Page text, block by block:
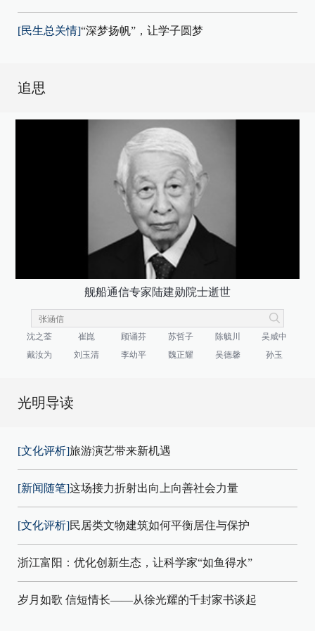
[民生总关情]“深梦扬帆”，让学子圆梦
追思
舰船通信专家陆建勋院士逝世
沈之荃 崔崑 顾诵芬 苏哲子 陈毓川
吴咸中
戴汝为
刘玉清 李幼平 魏正耀 吴德馨 孙玉
光明导读
[文化评析]旅游演艺带来新机遇
[新闻随笔]这场接力折射出向上向善社会力量
[文化评析]民居类文物建筑如何平衡居住与保护
浙江富阳：优化创新生态，让科学家“如鱼得水”
岁月如歌 信短情长——从徐光耀的千封家书谈起